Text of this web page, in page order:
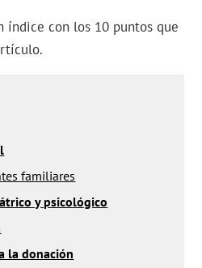
índice con los 10 puntos que
familiares
y psicológico
la donación